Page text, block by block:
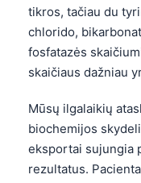
tikros, tačiau du
chlorido,
fosfatazės
skaičiaus dažniau
Mūsų ilgalaikių
biochemijos
eksportai sujungia
rezultatus.